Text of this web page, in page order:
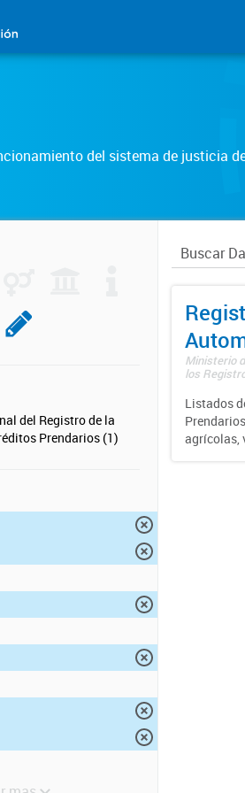
del sistema de justicia
del Registro de la
Prendarios (1)
Ministerio
los
Listados
agrícolas,